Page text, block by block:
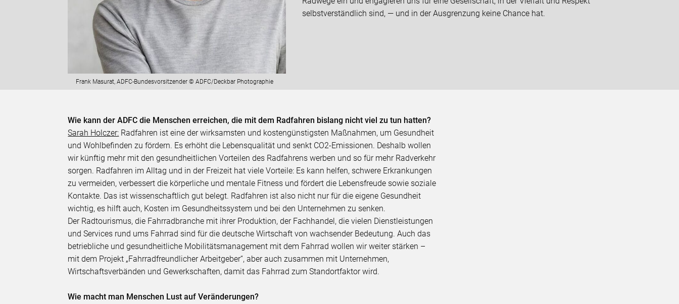
Frank Masurat, ADFC-Bundesvorsitzender © ADFC/Deckbar Photographie
selbstverständlich sind, — und in der Ausgrenzung keine Chance hat.
Wie kann der ADFC die Menschen erreichen, die mit dem Radfahren bislang nicht viel zu tun hatten?
Sarah Holczer: Radfahren ist eine der wirksamsten und kostengünstigsten Maßnahmen, um Gesundheit
und Wohlbefinden zu fördern. Es erhöht die Lebensqualität und senkt CO2-Emissionen. Deshalb wollen
wir künftig mehr mit den gesundheitlichen Vorteilen des Radfahrens werben und so für mehr Radverkehr
sorgen. Radfahren im Alltag und in der Freizeit hat viele Vorteile: Es kann helfen, schwere Erkrankungen
zu vermeiden, verbessert die körperliche und mentale Fitness und fördert die Lebensfreude sowie soziale
Kontakte. Das ist wissenschaftlich gut belegt. Radfahren ist also nicht nur für die eigene Gesundheit
wichtig, es hilft auch, Kosten im Gesundheitssystem und bei den Unternehmen zu senken.
Der Radtourismus, die Fahrradbranche mit ihrer Produktion, der Fachhandel, die vielen Dienstleistungen
und Services rund ums Fahrrad sind für die deutsche Wirtschaft von wachsender Bedeutung. Auch das
betriebliche und gesundheitliche Mobilitätsmanagement mit dem Fahrrad wollen wir weiter stärken –
mit dem Projekt „Fahrradfreundlicher Arbeitgeber“, aber auch zusammen mit Unternehmen,
Wirtschaftsverbänden und Gewerkschaften, damit das Fahrrad zum Standortfaktor wird.
Wie macht man Menschen Lust auf Veränderungen?